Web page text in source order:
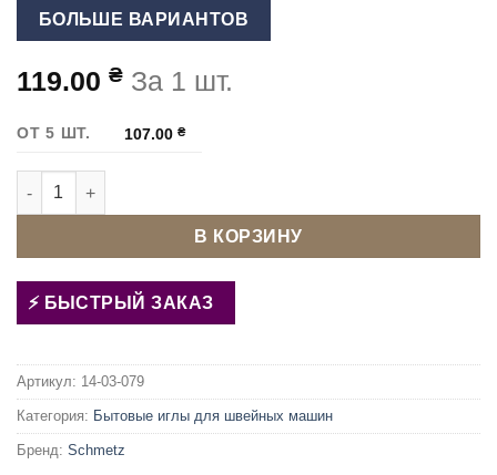
БОЛЬШЕ ВАРИАНТОВ
119.00 ₴ За 1 шт.
ОТ 5 ШТ. 107.00₴
Количество товара Иглы швейных машин Schmetz Quilting
В КОРЗИНУ
БЫСТРЫЙ ЗАКАЗ
Артикул: 14-03-079
Категория: Бытовые иглы для швейных машин
Бренд: Schmetz